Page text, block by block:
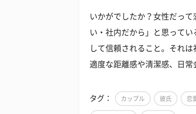
いかがでしたか？女性だっ
い・社内だから」と思って
して信頼されること。それ
適度な距離感や清潔感、日常
タグ： カップル 彼氏 恋